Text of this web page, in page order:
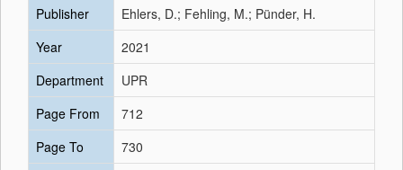
Publisher
Ehlers, D.; Fehling, M.; Pünder, H.
Year
2021
Department
UPR
Page From
712
Page To
730